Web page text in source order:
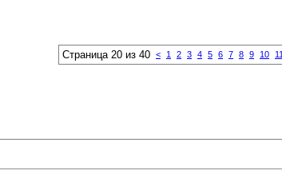
Страница 20 из 40 < 1 2 3 4 5 6 7 8 9 10 11